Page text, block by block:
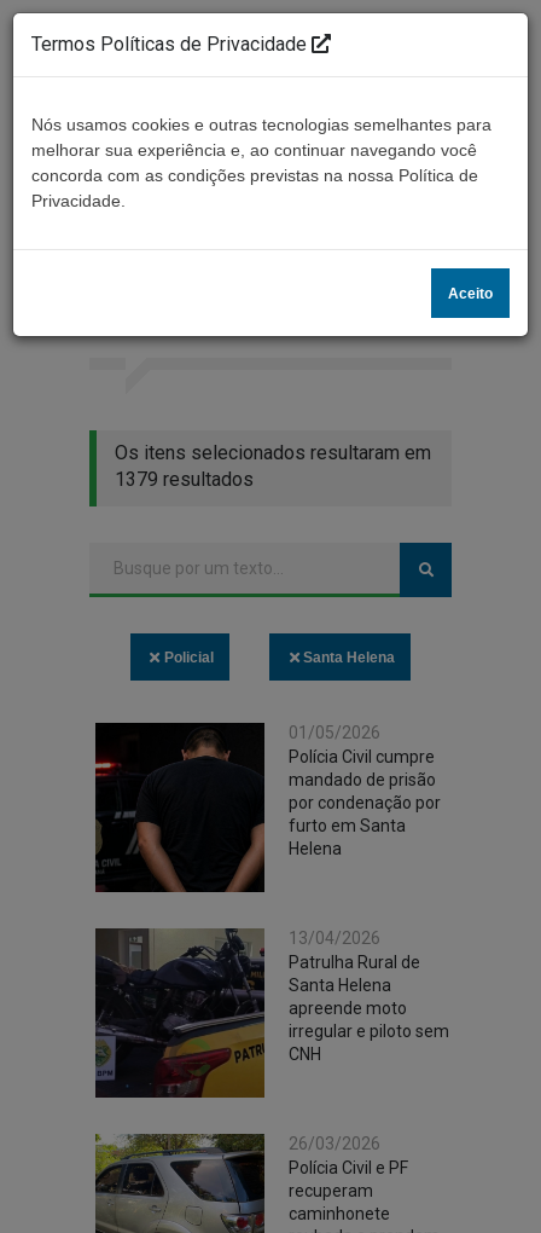
Resultados da busca
Buscar
Os itens selecionados resultaram em
1379 resultados
Policial Santa Helena
01/05/2026
Polícia Civil cumpre
mandado de prisão
por condenação por
furto em Santa
Helena
13/04/2026
Patrulha Rural de
Santa Helena
apreende moto
irregular e piloto sem
CNH
26/03/2026
Polícia Civil e PF
recuperam
caminhonete
Termos Políticas de Privacidade
Nós usamos cookies e outras tecnologias semelhantes para
melhorar sua experiência e, ao continuar navegando você
concorda com as condições previstas na nossa Política de
Privacidade.
Aceito